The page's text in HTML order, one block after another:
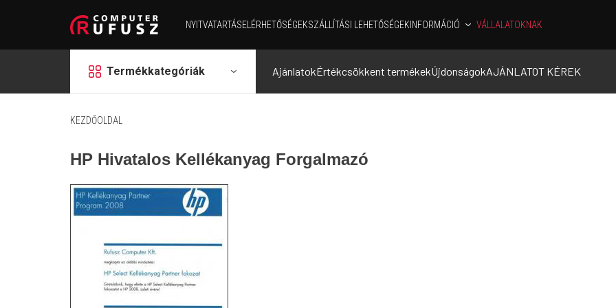
NYITVATARTÁSELÉRHETŐSÉGEKSZÁLLÍTÁSI LEHETŐSÉGEKINFORMÁCIÓ VÁLLALATOKNAK
grid Termékkategóriák AjánlatokÉrtékcsökkent termékekÚjdonságokAJÁNLATOT KÉREK
KEZDŐOLDAL
HP Hivatalos Kellékanyag Forgalmazó